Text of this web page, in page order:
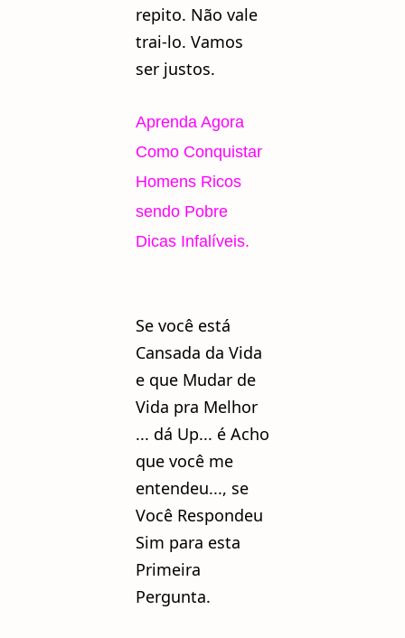
repito. Não vale
trai-lo. Vamos
ser justos.
Aprenda Agora
Como Conquistar
Homens Ricos
sendo Pobre
Dicas Infalíveis.
Se você está
Cansada da Vida
e que Mudar de
Vida pra Melhor
... dá Up... é Acho
que você me
entendeu..., se
Você Respondeu
Sim para esta
Primeira
Pergunta.